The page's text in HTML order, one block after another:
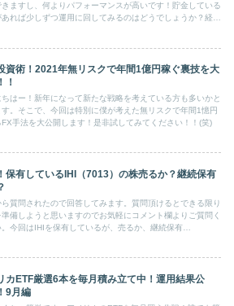
ますし、何よりパフォーマンスが高いです！貯金している
あれば少しずつ運用に回してみるのはどうでしょうか？経済
資術！2021年無リスクで年間1億円稼ぐ裏技を大
！
ちはー！新年になって新たな戦略を考えている方も多いかと
す。そこで、今回は特別に僕が考えた無リスクで年間1憶円
手法を大公開します！是非試してみてください！！(笑)
保有しているIHI（7013）の株売るか？継続保有
質問されたので回答してみます。質問頂けるとできる限り
準備しようと思いますのでお気軽にコメント欄よりご質問く
。今回はIHIを保有しているが、売るか、継続保有
カETF厳選6本を毎月積み立て中！運用結果公
9月編